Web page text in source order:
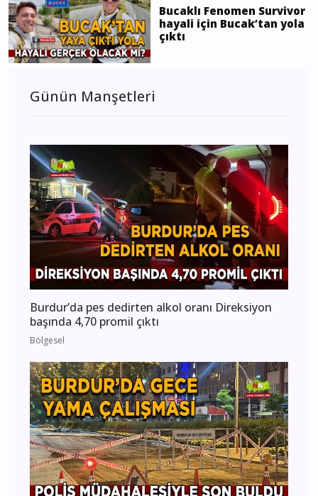
Bucaklı Fenomen Survivor
hayali için Bucak’tan yola
çıktı
Günün Manşetleri
Burdur’da pes dedirten alkol oranı Direksiyon
başında 4,70 promil çıktı
Bölgesel